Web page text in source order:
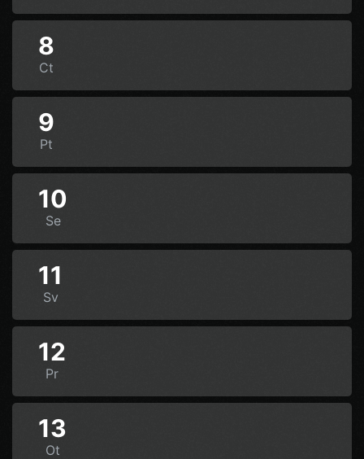
8
Ct
9
Pt
10
Se
11
Sv
12
Pr
13
Ot